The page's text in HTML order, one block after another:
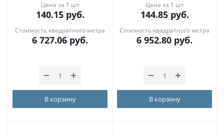
Цена за 1 шт
140.15руб.
Стоимость квадратного метра
6 727.06 руб.
В корзину
Цена за 1 шт
144.85руб.
Стоимость квадратного метра
6 952.80 руб.
В корзину